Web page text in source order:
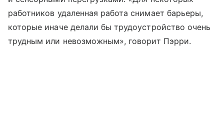
работников удаленная работа снимает барьеры,
которые иначе делали бы трудоустройство очень
трудным или невозможным», говорит Пэрри.